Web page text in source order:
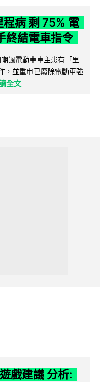
病 剩 75% 電
終結電車指令
諷電動車車主患有「里
，並重申已廢除電動車強
全文
戲建議 分析: